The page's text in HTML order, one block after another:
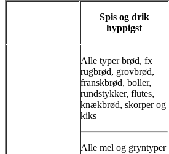
Spis og drik
hyppigst
Alle typer brød, fx
rugbrød, grovbrød,
franskbrød, boller,
rundstykker, flutes,
knækbrød, skorper og
kiks
Alle mel og gryntyper